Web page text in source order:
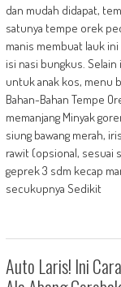
dan mudah didapat,
satunya tempe orek
manis membuat lauk
isi nasi bungkus.
untuk anak kos, menu
Bahan-Bahan Tempe
memanjang Minyak
siung bawang merah,
rawit (opsional, sesuai
geprek 3 sdm kecap
secukupnya Sedikit
Auto Laris! Ini